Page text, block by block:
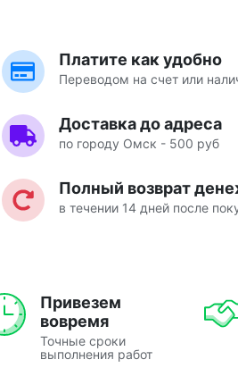
Платите как удобно
Переводом на счет или
Доставка до адреса
по городу Омск - 500 руб
Полный возврат
в течении 14 дней после
Привезем
вовремя
Точные сроки
выполнения работ